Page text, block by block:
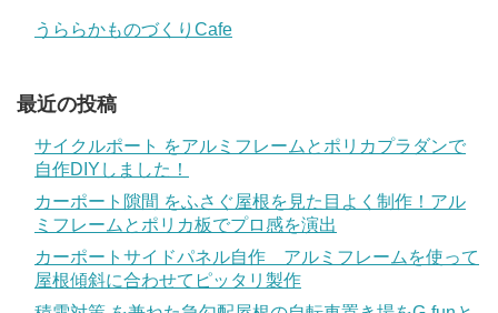
うららかものづくりCafe
最近の投稿
サイクルポート をアルミフレームとポリカプラダンで
自作DIYしました！
カーポート隙間 をふさぐ屋根を見た目よく制作！アル
ミフレームとポリカ板でプロ感を演出
カーポートサイドパネル自作 アルミフレームを使って
屋根傾斜に合わせてピッタリ製作